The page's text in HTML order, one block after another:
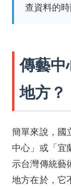
查資料的時
傳藝中
地方？
簡單來說，國
中心」或「宜
示台灣傳統藝
地方在於，它